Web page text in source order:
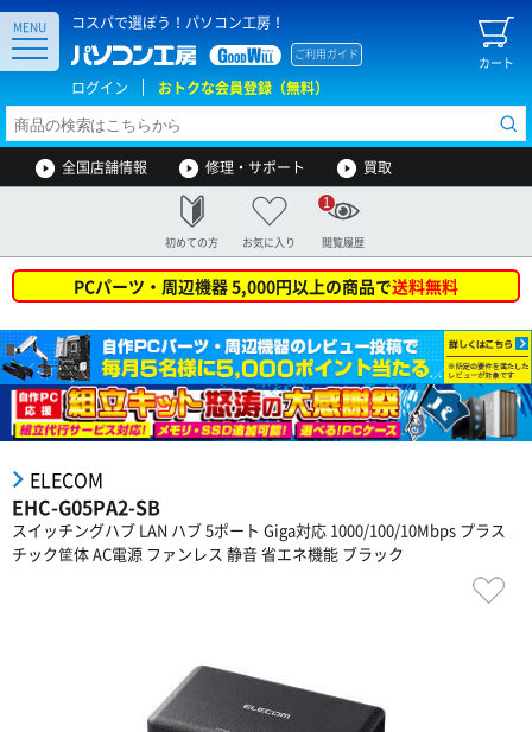
コスパで選ぼう！パソコン工房！
カート
ご利用ガイド
ログイン おトクな会員登録（無料）
MENU
全国店舗情報 修理・サポート 買取
初めての方 お気に入り 閲覧履歴
1
PCパーツ・周辺機器 5,000円以上の商品で送料無料
ELECOM
EHC-G05PA2-SB
スイッチングハブ LAN ハブ 5ポート Giga対応 1000/100/10Mbps プラス
チック筐体 AC電源 ファンレス 静音 省エネ機能 ブラック